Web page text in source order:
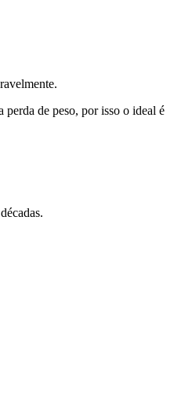
perda de peso, por isso o ideal é